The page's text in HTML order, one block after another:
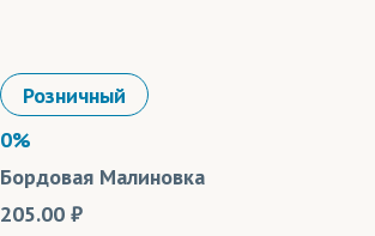
Розничный
0%
Бордовая Малиновка
205.00